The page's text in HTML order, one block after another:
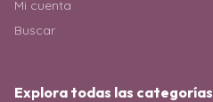
Mi cuenta
Buscar
Explora todas las categorías